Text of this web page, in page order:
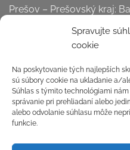
Spravujte
cookie
Na poskytovanie tých najlepších
sú súbory cookie na ukladanie a/
Súhlas s týmito technológiami
správanie pri prehliadaní alebo
alebo odvolanie súhlasu môže
funkcie.
Prešov – Prešovský kraj:
Medzilaborce, Poprad,
Kancelárske potreby
Gelnica, Košice okolie,
Spišská Nová Ves,
ostatné miesta na